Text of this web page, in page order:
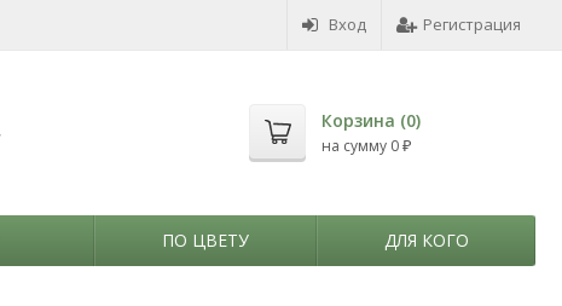
Вход Регистрация
Корзина (0)
на сумму 0 ₽
ПО ЦВЕТУ ДЛЯ КОГО